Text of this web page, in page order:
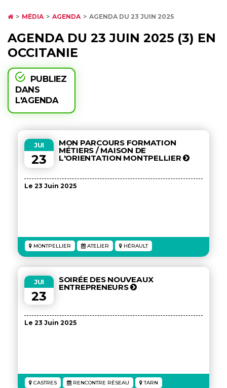
MÉDIA AGENDA AGENDA DU 23 JUIN 2025
AGENDA DU 23 JUIN 2025 (3) EN
OCCITANIE
PUBLIEZ
DANS
L'AGENDA
JUI
23
MON PARCOURS FORMATION
MÉTIERS / MAISON DE
L'ORIENTATION MONTPELLIER
Le 23 Juin 2025
MONTPELLIER ATELIER HÉRAULT
JUI
23
SOIRÉE DES NOUVEAUX
ENTREPRENEURS
Le 23 Juin 2025
CASTRES RENCONTRE RÉSEAU TARN